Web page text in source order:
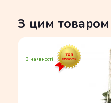
З цим
В наявності